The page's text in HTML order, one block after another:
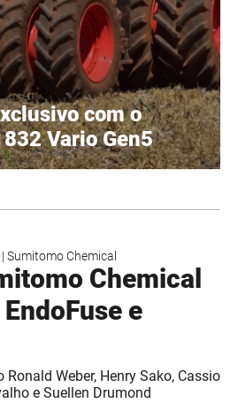
com o
Vario Gen5
| Sumitomo Chemical
Chemical
e
Weber, Henry Sako, Cassio
e Suellen Drumond